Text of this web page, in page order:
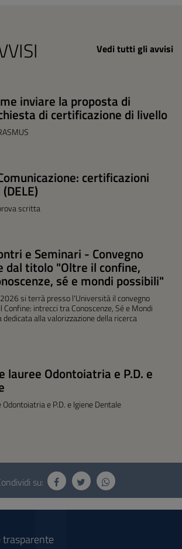
Vedi tutti gli avvisi
inviare la proposta di
di certificazione di livello
certificazioni
scritta
e Seminari - Convegno
titolo "Oltre il confine,
sé e mondi possibili"
si terrà presso l'Università il convegno
intrecci tra Conoscenze, Sé e Mondi
alla valorizzazione della ricerca
lauree Odontoiatria e P.D. e
e P.D. e Igiene Dentale
su: